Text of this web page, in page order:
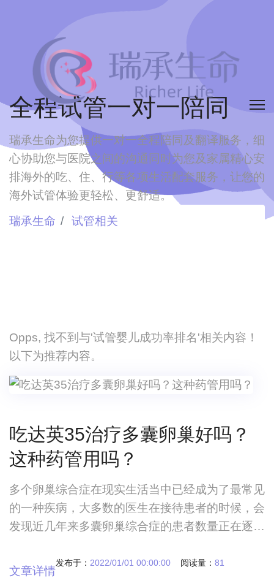
全程试管一对一陪同
瑞承生命为您提供一对一全程陪同及翻译服务，细
心协助您与医院之间的沟通 同时为您及家属精心安
排海外的吃、住、行等各项生活配套服务，让您的
海外试管体验更轻松、更舒适。
瑞承生命
试管相关
Opps, 找不到与'试管婴儿成功率排名'相关内容！
以下为推荐内容。
吃达英35治疗多囊卵巢好吗？
这种药管用吗？
多个卵巢综合症在现实生活当中已经成为了最常见
的一种疾病，大多数的医生在接待患者的时候，会
发现近几年来多囊卵巢综合症的患者数量正在逐渐
得上是一种内分泌紊乱综合症吃达英35治疗多囊
发布于： 2022/01/01 00:00:00 阅读量： 81
文章详情